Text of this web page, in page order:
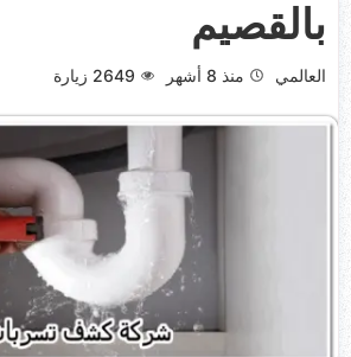
بالقصيم
العالمي منذ 8 أشهر 2649 زيارة